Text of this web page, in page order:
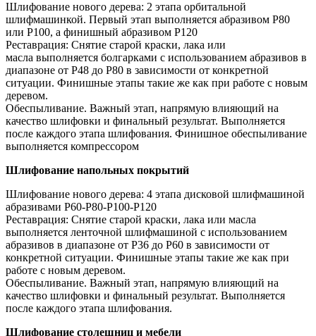
Шлифование нового дерева: 2 этапа орбитальной
шлифмашинкой. Первый этап выполняется абразивом Р80
или Р100, а финишный абразивом P120
Реставрация: Снятие старой краски, лака или
масла выполняется болгарками с использованием абразивов в
диапазоне от P48 до P80 в зависимости от конкретной
ситуации. Финишные этапы такие же как при работе с новым
деревом.
Обеспыливание. Важный этап, напрямую влияющий на
качество шлифовки и финальный результат. Выполняется
после каждого этапа шлифования. Финишное обеспыливание
выполняется компрессором
Шлифование напольных покрытий
Шлифование нового дерева: 4 этапа дисковой шлифмашиной
абразивами Р60-Р80-Р100-Р120
Реставрация: Снятие старой краски, лака или масла
выполняется ленточной шлифмашиной с использованием
абразивов в диапазоне от P36 до P60 в зависимости от
конкретной ситуации. Финишные этапы такие же как при
работе с новым деревом.
Обеспыливание. Важный этап, напрямую влияющий на
качество шлифовки и финальный результат. Выполняется
после каждого этапа шлифования.
Шлифование столешниц и мебели